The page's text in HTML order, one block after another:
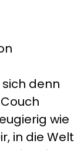
denn
wie
in die Welt